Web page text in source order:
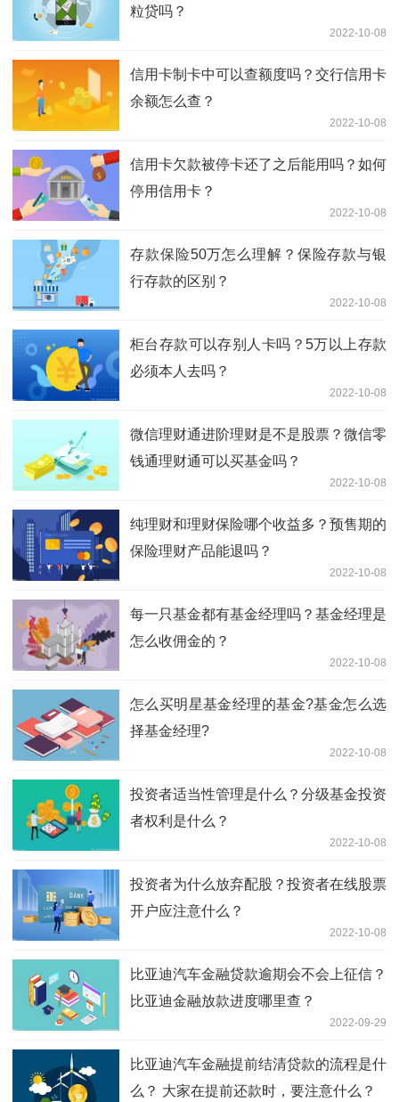
粒贷吗？
2022-10-08
信用卡制卡中可以查额度吗？交行信用卡
余额怎么查？
2022-10-08
信用卡欠款被停卡还了之后能用吗？如何
停用信用卡？
2022-10-08
存款保险50万怎么理解？保险存款与银
行存款的区别？
2022-10-08
柜台存款可以存别人卡吗？5万以上存款
必须本人去吗？
2022-10-08
微信理财通进阶理财是不是股票？微信零
钱通理财通可以买基金吗？
2022-10-08
纯理财和理财保险哪个收益多？预售期的
保险理财产品能退吗？
2022-10-08
每一只基金都有基金经理吗？基金经理是
怎么收佣金的？
2022-10-08
怎么买明星基金经理的基金?基金怎么选
择基金经理?
2022-10-08
投资者适当性管理是什么？分级基金投资
者权利是什么？
2022-10-08
投资者为什么放弃配股？投资者在线股票
开户应注意什么？
2022-10-08
比亚迪汽车金融贷款逾期会不会上征信？
比亚迪金融放款进度哪里查？
2022-09-29
比亚迪汽车金融提前结清贷款的流程是什
么？ 大家在提前还款时，要注意什么？